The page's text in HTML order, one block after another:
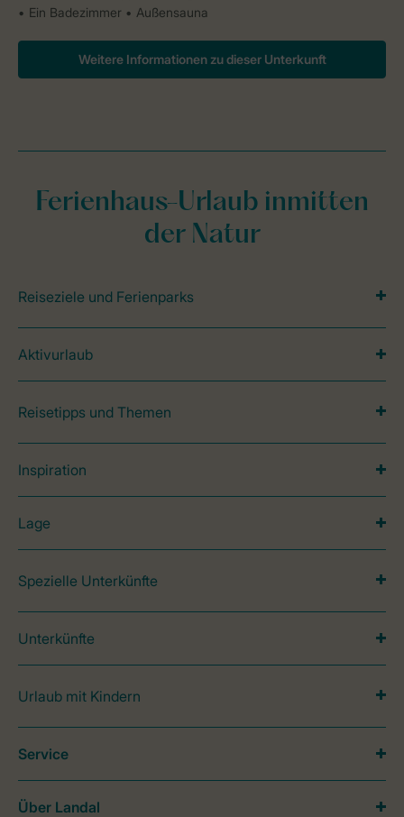
Ein Badezimmer
Außensauna
Weitere Informationen zu dieser Unterkunft
Ferienhaus-Urlaub inmitten
der Natur
Reiseziele und Ferienparks
Aktivurlaub
Reisetipps und Themen
Inspiration
Lage
Spezielle Unterkünfte
Unterkünfte
Urlaub mit Kindern
Service
Über Landal